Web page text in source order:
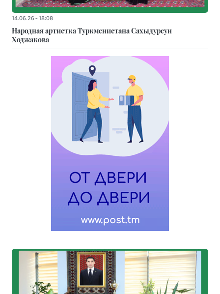
14.06.26 - 18:08
Народная артистка Туркменистана Сахыдурсун
Ходжакова